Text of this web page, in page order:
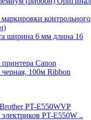
контрольного
ширина 6 мм длина 16
Canon
100м Ribbon
PT-E550W ..